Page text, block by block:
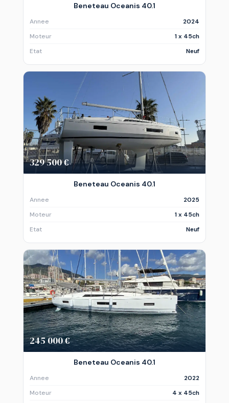
Beneteau Oceanis 40.1
Annee
2024
Moteur
1 x 45ch
Etat
Neuf
329 500 €
Beneteau Oceanis 40.1
Annee
2025
Moteur
1 x 45ch
Etat
Neuf
245 000 €
Beneteau Oceanis 40.1
Annee
2022
Moteur
4 x 45ch